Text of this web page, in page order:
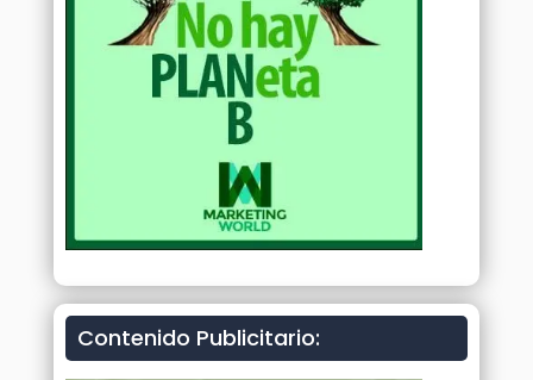
Contenido Publicitario: